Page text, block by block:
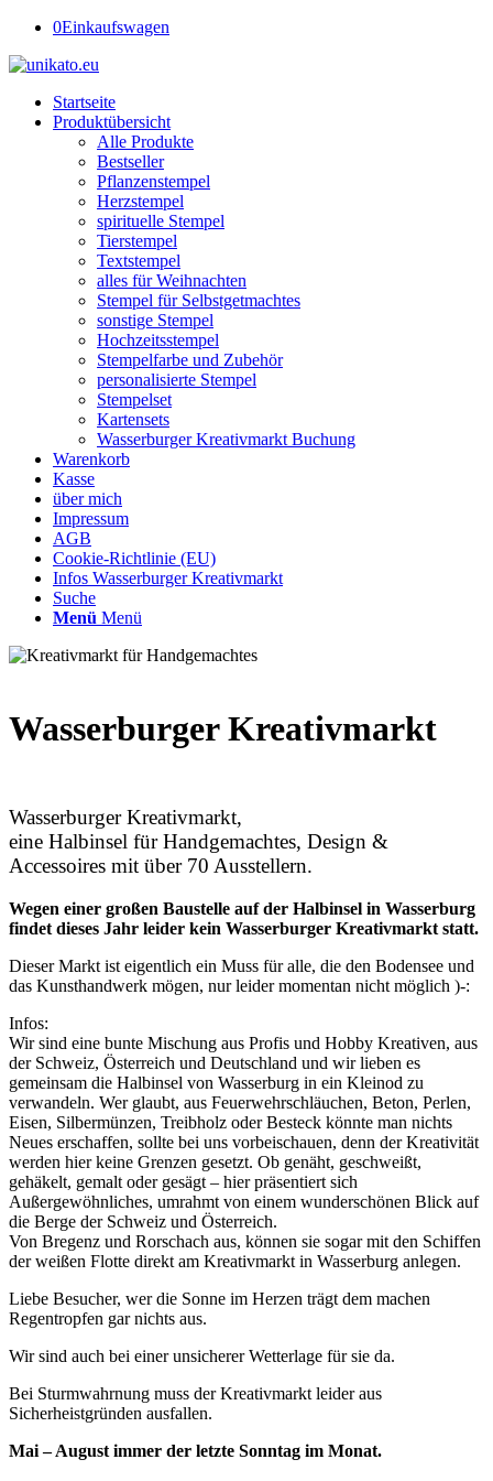
0Einkaufswagen
Startseite
Produktübersicht
Alle Produkte
Bestseller
Pflanzenstempel
Herzstempel
spirituelle Stempel
Tierstempel
Textstempel
alles für Weihnachten
Stempel für Selbstgetmachtes
sonstige Stempel
Hochzeitsstempel
Stempelfarbe und Zubehör
personalisierte Stempel
Stempelset
Kartensets
Wasserburger Kreativmarkt Buchung
Warenkorb
Kasse
über mich
Impressum
AGB
Cookie-Richtlinie (EU)
Infos Wasserburger Kreativmarkt
Suche
Menü Menü
Wasserburger Kreativmarkt
Wasserburger Kreativmarkt,
eine Halbinsel für Handgemachtes, Design &
Accessoires mit über 70 Ausstellern.
Wegen einer großen Baustelle auf der Halbinsel in Wasserburg
findet dieses Jahr leider kein Wasserburger Kreativmarkt statt.
Dieser Markt ist eigentlich ein Muss für alle, die den Bodensee und
das Kunsthandwerk mögen, nur leider momentan nicht möglich )-:
Infos:
Wir sind eine bunte Mischung aus Profis und Hobby Kreativen, aus
der Schweiz, Österreich und Deutschland und wir lieben es
gemeinsam die Halbinsel von Wasserburg in ein Kleinod zu
verwandeln. Wer glaubt, aus Feuerwehrschläuchen, Beton, Perlen,
Eisen, Silbermünzen, Treibholz oder Besteck könnte man nichts
Neues erschaffen, sollte bei uns vorbeischauen, denn der Kreativität
werden hier keine Grenzen gesetzt. Ob genäht, geschweißt,
gehäkelt, gemalt oder gesägt – hier präsentiert sich
Außergewöhnliches, umrahmt von einem wunderschönen Blick auf
die Berge der Schweiz und Österreich.
Von Bregenz und Rorschach aus, können sie sogar mit den Schiffen
der weißen Flotte direkt am Kreativmarkt in Wasserburg anlegen.
Liebe Besucher, wer die Sonne im Herzen trägt dem machen
Regentropfen gar nichts aus.
Wir sind auch bei einer unsicherer Wetterlage für sie da.
Bei Sturmwahrnung muss der Kreativmarkt leider aus
Sicherheistgründen ausfallen.
Mai – August immer der letzte Sonntag im Monat.